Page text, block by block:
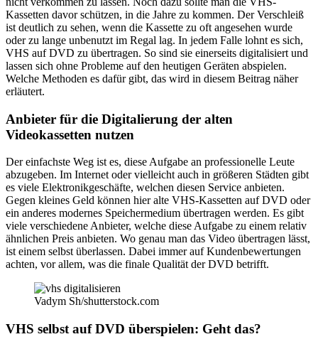
Kassetten davor schützen, in die Jahre zu kommen. Der Verschleiß
ist deutlich zu sehen, wenn die Kassette zu oft angesehen wurde
oder zu lange unbenutzt im Regal lag. In jedem Falle lohnt es sich,
VHS auf DVD zu übertragen. So sind sie einerseits digitalisiert und
lassen sich ohne Probleme auf den heutigen Geräten abspielen.
Welche Methoden es dafür gibt, das wird in diesem Beitrag näher
erläutert.
Anbieter für die Digitalierung der alten
Videokassetten nutzen
Der einfachste Weg ist es, diese Aufgabe an professionelle Leute
abzugeben. Im Internet oder vielleicht auch in größeren Städten gibt
es viele Elektronikgeschäfte, welchen diesen Service anbieten.
Gegen kleines Geld können hier alte VHS-Kassetten auf DVD oder
ein anderes modernes Speichermedium übertragen werden. Es gibt
viele verschiedene Anbieter, welche diese Aufgabe zu einem relativ
ähnlichen Preis anbieten. Wo genau man das Video übertragen lässt,
ist einem selbst überlassen. Dabei immer auf Kundenbewertungen
achten, vor allem, was die finale Qualität der DVD betrifft.
Vadym Sh/shutterstock.com
VHS selbst auf DVD überspielen: Geht das?